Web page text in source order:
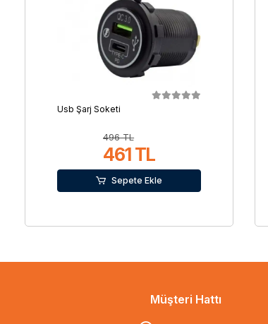
Usb Şarj Soketi
496 TL
461 TL
Sepete Ekle
Müşteri Hattı